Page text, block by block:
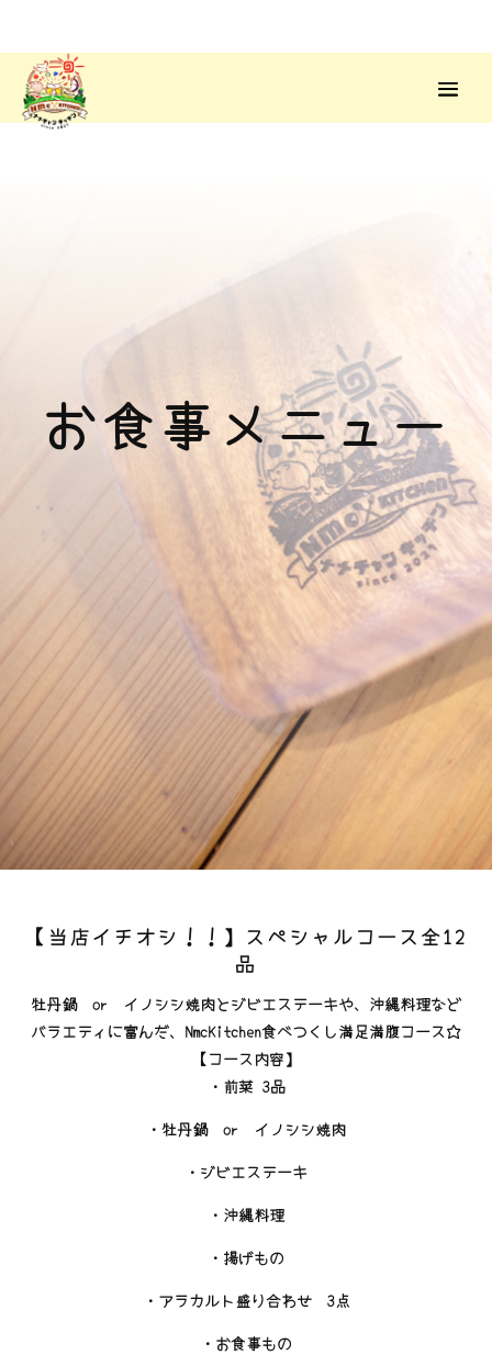
お食事メニュー
【当店イチオシ！！】スペシャルコース全12
品
牡丹鍋 or イノシシ焼肉とジビエステーキや、沖縄料理など
バラエティに富んだ、NmcKitchen食べつくし満足満腹コース☆
【コース内容】
・前菜 3品
・牡丹鍋 or イノシシ焼肉
・ジビエステーキ
・沖縄料理
・揚げもの
・アラカルト盛り合わせ 3点
・お食事もの